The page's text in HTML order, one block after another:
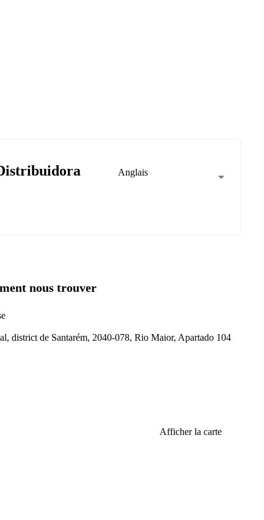
Anglais
nous trouver
district de Santarém, 2040-078, Rio Maior, Apartado 104
Afficher la carte